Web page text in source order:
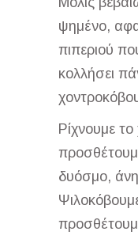
ψημένο,
πιπεριού
κολλήσει
Ρίχνουμε
δυόσμο,